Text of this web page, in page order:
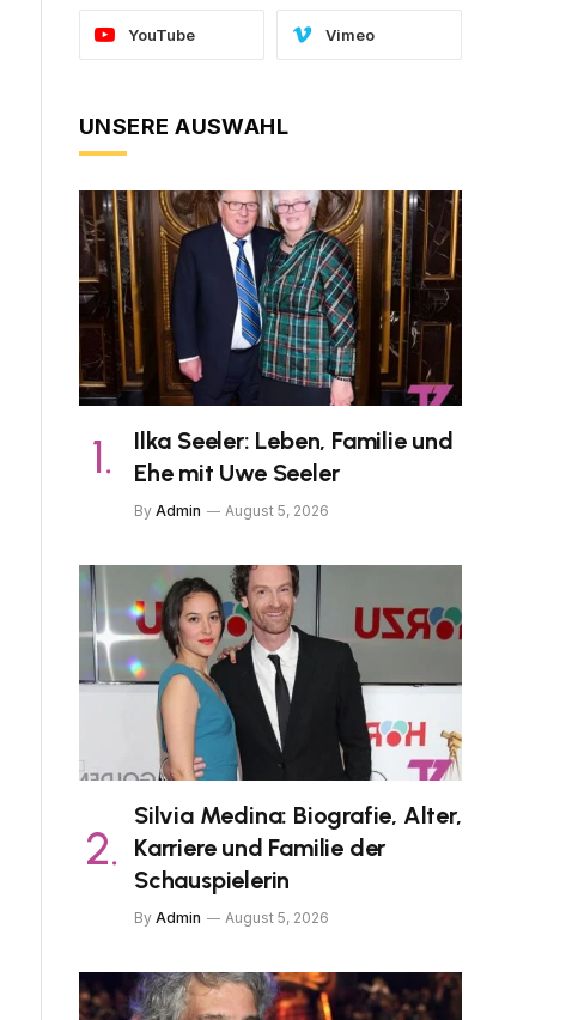
YouTube Vimeo
UNSERE AUSWAHL
Ilka Seeler: Leben, Familie und
Ehe mit Uwe Seeler
By Admin August 5, 2026
Silvia Medina: Biografie, Alter,
Karriere und Familie der
Schauspielerin
By Admin August 5, 2026